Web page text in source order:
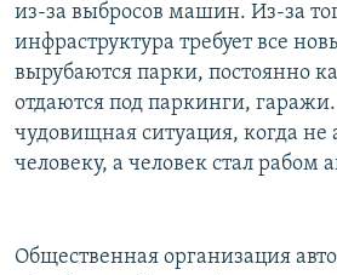
из-за выбросов машин. Из-за
инфраструктура требует все
вырубаются парки, постоянно
отдаются под паркинги,
чудовищная ситуация, когда не
человеку, а человек стал рабом
Общественная организация